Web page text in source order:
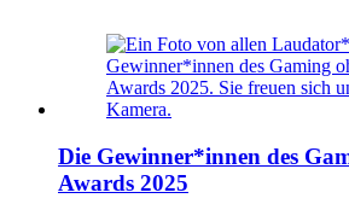
Die Gewinner*innen des
Awards 2025